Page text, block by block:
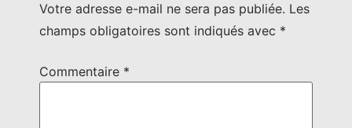
Votre adresse e-mail ne sera pas publiée. Les
champs obligatoires sont indiqués avec *
Commentaire *